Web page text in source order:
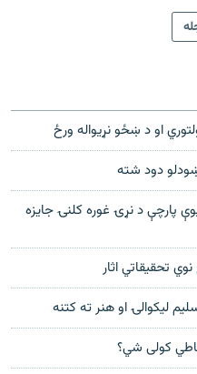
او د ښځو نړیواله ورځ
دود شته
پارچې د نړۍ غوره کلنۍ جایزه
تحقیقاتي اثار
لیکوالۍ او هنر ته کتنه
کولی شي؟